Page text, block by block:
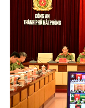
CATP Hải Phòng -
trong tình hình mới (08/